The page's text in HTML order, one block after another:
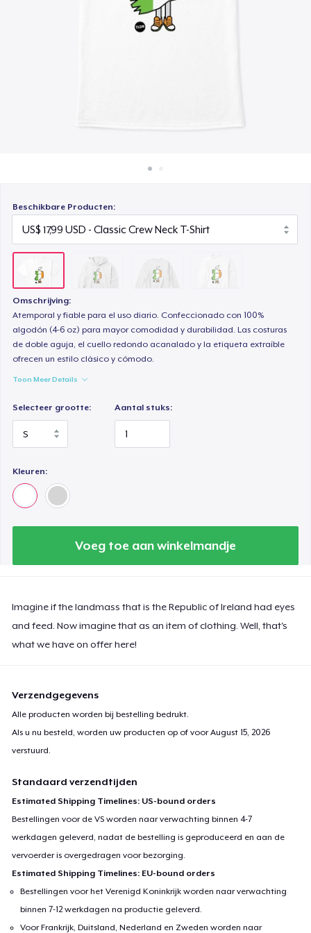
Verkoop overal
Beschikbare Producten:
Omschrijving:
Atemporal y fiable para el uso diario. Confeccionado con 100%
algodón (4-6 oz) para mayor comodidad y durabilidad. Las costuras
de doble aguja, el cuello redondo acanalado y la etiqueta extraíble
ofrecen un estilo clásico y cómodo.
Toon Meer Details
Selecteer grootte: Aantal stuks:
Kleuren:
Voeg toe aan winkelmandje
Imagine if the landmass that is the Republic of Ireland had eyes
and feed. Now imagine that as an item of clothing. Well, that's
what we have on offer here!
Verzendgegevens
Alle producten worden bij bestelling bedrukt.
Als u nu besteld, worden uw producten op of voorAugust 15, 2026
verstuurd.
Standaard verzendtijden
Estimated Shipping Timelines: US-bound orders
Bestellingen voor de VS worden naar verwachting binnen 4-7
werkdagen geleverd, nadat de bestelling is geproduceerd en aan de
vervoerder is overgedragen voor bezorging.
Estimated Shipping Timelines: EU-bound orders
Bestellingen voor het Verenigd Koninkrijk worden naar verwachting
binnen 7-12 werkdagen na productie geleverd.
Voor Frankrijk, Duitsland, Nederland en Zweden worden naar
Unisex Classic Crewneck Sweatshirt